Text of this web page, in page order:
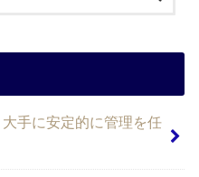
手に安定的に管理を任